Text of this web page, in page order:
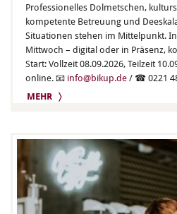
Professionelles Dolmetschen,
kompetente Betreuung und
Situationen stehen im Mittelpunkt.
Mittwoch – digital oder in Präsenz,
Start: Vollzeit 08.09.2026, Teilzeit
online. 📧 info@bikup.de/ ☎ 0221
MEHR 〉